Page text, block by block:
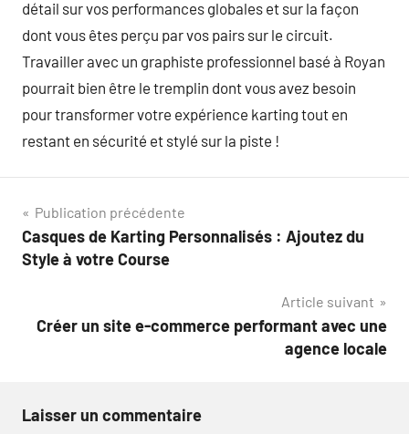
détail sur vos performances globales et sur la façon
dont vous êtes perçu par vos pairs sur le circuit.
Travailler avec un graphiste professionnel basé à Royan
pourrait bien être le tremplin dont vous avez besoin
pour transformer votre expérience karting tout en
restant en sécurité et stylé sur la piste !
Navigation
de
Publication précédente
Casques de Karting Personnalisés : Ajoutez du
Style à votre Course
Article suivant
Créer un site e-commerce performant avec une
agence locale
Laisser un commentaire